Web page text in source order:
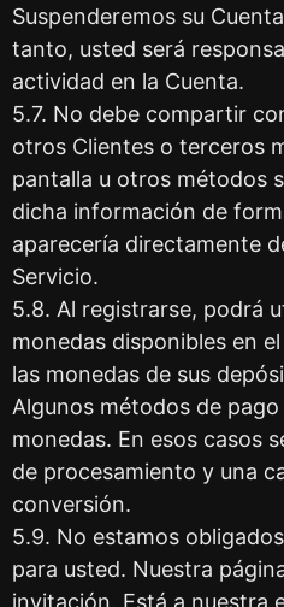
Suspenderemos su
tanto, usted será
actividad en la Cuenta.
5.7. No debe compartir
otros Clientes o terceros
pantalla u otros métodos
dicha información de
aparecería directamente
Servicio.
5.8. Al registrarse, podrá
monedas disponibles en
las monedas de sus
Algunos métodos de
monedas. En esos casos
de procesamiento y una
conversión.
5.9. No estamos
para usted. Nuestra
invitación. Está a nuestra